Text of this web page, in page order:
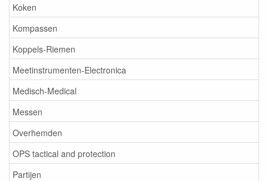
Koken
Kompassen
Koppels-Riemen
Meetinstrumenten-Electronica
Medisch-Medical
Messen
Overhemden
OPS tactical and protection
Partijen